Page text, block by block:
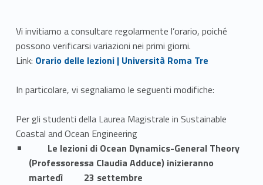
Vi invitiamo a consultare regolarmente l’orario, poiché
possono verificarsi variazioni nei primi giorni.
Link: Link identifier #identifier__165315-1
Orario delle lezioni | Università Roma Tre
In particolare, vi segnaliamo le seguenti modifiche:
Per gli studenti della Laurea Magistrale in Sustainable
Coastal and Ocean Engineering
Le lezioni di Ocean Dynamics-General Theory
(Professoressa Claudia Adduce) inizieranno
martedì 23 settembre